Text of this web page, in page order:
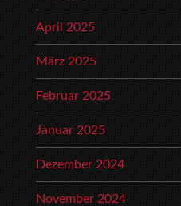
April 2025
März 2025
Februar 2025
Januar 2025
Dezember 2024
November 2024